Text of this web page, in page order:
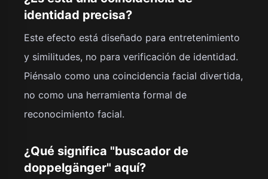
identidad precisa?
Este efecto está diseñado para entretenimiento
y similitudes, no para verificación de identidad.
Piénsalo como una coincidencia facial divertida,
no como una herramienta formal de
reconocimiento facial.
¿Qué significa "buscador de
doppelgänger" aquí?